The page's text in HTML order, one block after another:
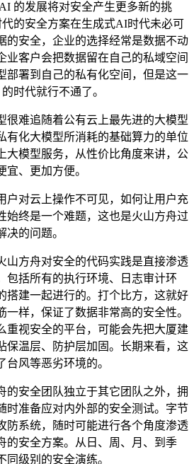
发展将对安全产生更多新的挑
的安全方案在生成式AI时代未必可
的安全，企业的选择经常是数据不动
业客户会把数据留在自己的私域空间
部署到自己的私有化空间，但是这一
时代就行不通了。
难追随着公有云上最先进的大模型
有化大模型所消耗的基础算力的单位
大模型服务，从性价比角度来讲，公
、更加方便。
对云上操作不可见，如何让用户充
始终是一个难题，这也是火山方舟过
的问题。
方舟对安全的代码实践是直接渗透
包括所有的执行环境、日志审计环
搭建一起进行的。打个比方，这就好
样，保证了数据非常高的安全性。
重视安全的平台，可能会先把大厦建
保温层、防护层加固。长期来看，这
风等恶劣环境的。
安全团队独立于其它团队之外，拥
时准备应对内外部的安全测试。字节
防系统，随时可能进行各个角度渗透
的安全方案。从日、周、月、到季
级别的安全演练。